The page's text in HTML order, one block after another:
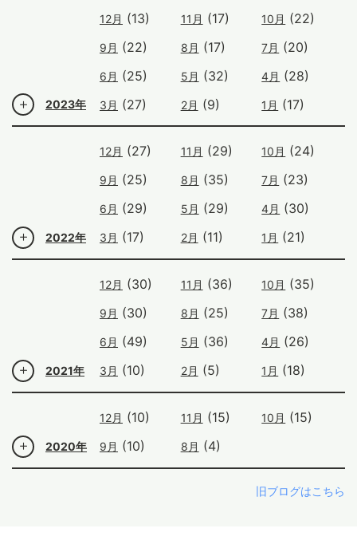
2023年
12月 (13) 11月 (17) 10月 (22)
9月 (22) 8月 (17) 7月 (20)
6月 (25) 5月 (32) 4月 (28)
3月 (27) 2月 (9) 1月 (17)
2022年
12月 (27) 11月 (29) 10月 (24)
9月 (25) 8月 (35) 7月 (23)
6月 (29) 5月 (29) 4月 (30)
3月 (17) 2月 (11) 1月 (21)
2021年
12月 (30) 11月 (36) 10月 (35)
9月 (30) 8月 (25) 7月 (38)
6月 (49) 5月 (36) 4月 (26)
3月 (10) 2月 (5) 1月 (18)
2020年
12月 (10) 11月 (15) 10月 (15)
9月 (10) 8月 (4)
旧ブログはこちら